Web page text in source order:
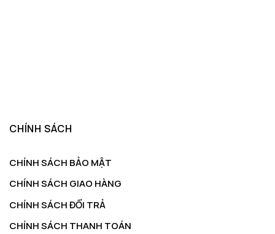
CHÍNH SÁCH
CHÍNH SÁCH BẢO MẬT
CHÍNH SÁCH GIAO HÀNG
CHÍNH SÁCH ĐỔI TRẢ
CHÍNH SÁCH THANH TOÁN